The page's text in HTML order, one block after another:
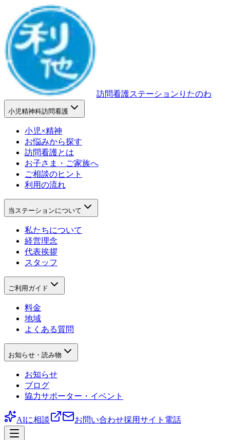
訪問看護ステーションりたのわ
小児精神科訪問看護
小児×精神
お悩みから探す
訪問看護とは
お子さま・ご家族へ
ご相談のヒント
利用の流れ
当ステーションについて
私たちについて
経営理念
代表挨拶
スタッフ
ご利用ガイド
料金
地域
よくある質問
お知らせ・読み物
お知らせ
ブログ
協力サポーター・イベント
AIに相談 お問い合わせ採用サイト 電話